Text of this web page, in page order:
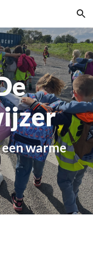
Skip to navigation
warme